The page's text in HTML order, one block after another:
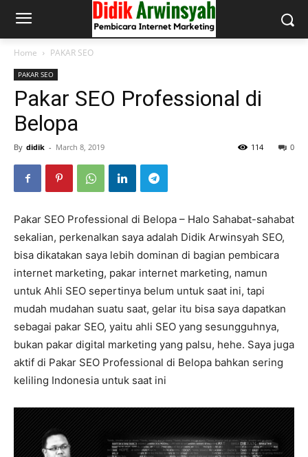
Home PAKAR SEO
PAKAR SEO
Pakar SEO Professional di
Belopa
By didik - March 8, 2019 0
114
Pakar SEO Professional di Belopa – Halo Sahabat-sahabat
sekalian, perkenalkan saya adalah Didik Arwinsyah SEO,
bisa dikatakan saya lebih dominan di bagian pembicara
internet marketing, pakar internet marketing, namun
untuk Ahli SEO sepertinya belum untuk saat ini, tapi
mudah mudahan suatu saat, gelar itu bisa saya dapatkan
sebagai pakar SEO, yaitu ahli SEO yang sesungguhnya,
bukan pakar digital marketing yang palsu, hehe. Saya juga
aktif di Pakar SEO Professional di Belopa bahkan sering
keliling Indonesia untuk saat ini